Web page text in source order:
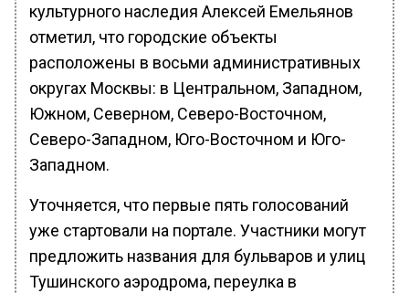
культурного наследия Алексей Емельянов
отметил, что городские объекты
расположены в восьми административных
округах Москвы: в Центральном, Западном,
Южном, Северном, Северо-Восточном,
Северо-Западном, Юго-Восточном и Юго-
Западном.
Уточняется, что первые пять голосований
уже стартовали на портале. Участники могут
предложить названия для бульваров и улиц
Тушинского аэродрома, переулка в